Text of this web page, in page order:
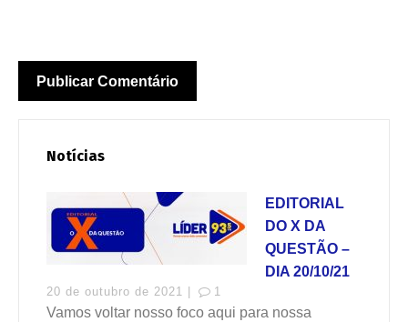
Notícias
EDITORIAL
DO X DA
QUESTÃO –
DIA 20/10/21
20 de outubro de 2021 | 1
Vamos voltar nosso foco aqui para nossa